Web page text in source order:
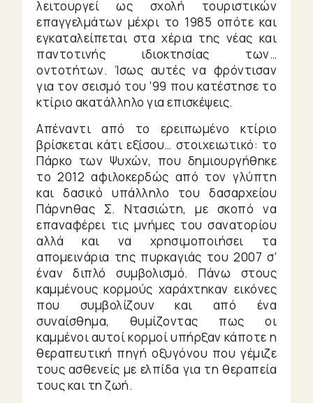
λειτουργεί ως σχολή τουριστικών
επαγγελμάτων μέχρι το 1985 οπότε και
εγκαταλείπεται στα χέρια της νέας και
παντοτινής ιδιοκτησίας των…
οντοτήτων. Ίσως αυτές να φρόντισαν
για τον σεισμό του ’99 που κατέστησε το
κτίριο ακατάλληλο για επισκέψεις.
Απέναντι από το ερειπωμένο κτίριο
βρίσκεται κάτι εξίσου… στοιχειωτικό: το
Πάρκο των Ψυχών, που δημιουργήθηκε
το 2012 αφιλοκερδώς από τον γλύπτη
και δασικό υπάλληλο του δασαρχείου
Πάρνηθας Σ. Ντασιώτη, με σκοπό να
επαναφέρει τις μνήμες του σανατορίου
αλλά και να χρησιμοποιήσει τα
απομεινάρια της πυρκαγιάς του 2007 σ’
έναν διπλό συμβολισμό. Πάνω στους
καμμένους κορμούς χαράχτηκαν εικόνες
που συμβολίζουν και από ένα
συναίσθημα, θυμίζοντας πως οι
καμμένοι αυτοί κορμοί υπήρξαν κάποτε η
θεραπευτική πηγή οξυγόνου που γέμιζε
τους ασθενείς με ελπίδα για τη θεραπεία
τους και τη ζωή.